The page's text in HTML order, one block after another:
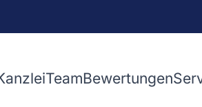
TeamBewertungen